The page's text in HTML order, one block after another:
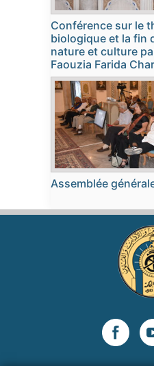
Conférence sur le
biologique et la fin
nature et culture
Faouzia Farida
Assemblée